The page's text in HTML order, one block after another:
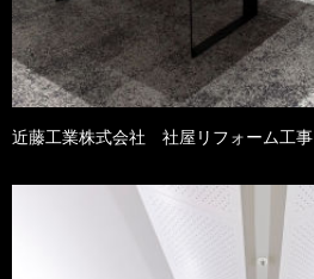
近藤工業株式会社 社屋リフォーム工事